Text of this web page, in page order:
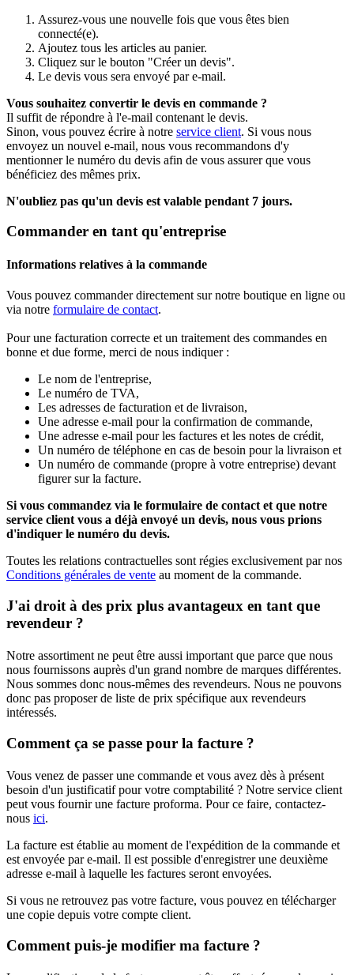
Assurez-vous une nouvelle fois que vous êtes bien
connecté(e).
Ajoutez tous les articles au panier.
Cliquez sur le bouton "Créer un devis".
Le devis vous sera envoyé par e-mail.
Vous souhaitez convertir le devis en commande ?
Il suffit de répondre à l'e-mail contenant le devis.
Sinon, vous pouvez écrire à notre service client. Si vous nous
envoyez un nouvel e-mail, nous vous recommandons d'y
mentionner le numéro du devis afin de vous assurer que vous
bénéficiez des mêmes prix.
N'oubliez pas qu'un devis est valable pendant 7 jours.
Commander en tant qu'entreprise
Informations relatives à la commande
Vous pouvez commander directement sur notre boutique en ligne ou
via notre formulaire de contact.
Pour une facturation correcte et un traitement des commandes en
bonne et due forme, merci de nous indiquer :
Le nom de l'entreprise,
Le numéro de TVA,
Les adresses de facturation et de livraison,
Une adresse e-mail pour la confirmation de commande,
Une adresse e-mail pour les factures et les notes de crédit,
Un numéro de téléphone en cas de besoin pour la livraison et
Un numéro de commande (propre à votre entreprise) devant
figurer sur la facture.
Si vous commandez via le formulaire de contact et que notre
service client vous a déjà envoyé un devis, nous vous prions
d'indiquer le numéro du devis.
Toutes les relations contractuelles sont régies exclusivement par nos
Conditions générales de vente au moment de la commande.
J'ai droit à des prix plus avantageux en tant que
revendeur ?
Notre assortiment ne peut être aussi important que parce que nous
nous fournissons auprès d'un grand nombre de marques différentes.
Nous sommes donc nous-mêmes des revendeurs. Nous ne pouvons
donc pas proposer de liste de prix spécifique aux revendeurs
intéressés.
Comment ça se passe pour la facture ?
Vous venez de passer une commande et vous avez dès à présent
besoin d'un justificatif pour votre comptabilité ? Notre service client
peut vous fournir une facture proforma. Pour ce faire, contactez-
nous ici.
La facture est établie au moment de l'expédition de la commande et
est envoyée par e-mail. Il est possible d'enregistrer une deuxième
adresse e-mail à laquelle les factures seront envoyées.
Si vous ne retrouvez pas votre facture, vous pouvez en télécharger
une copie depuis votre compte client.
Comment puis-je modifier ma facture ?